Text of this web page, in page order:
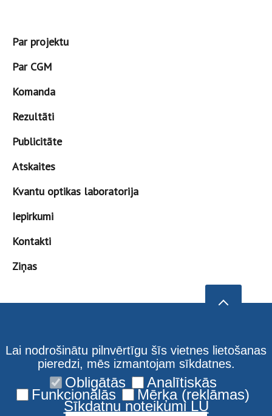
Par projektu
Par CGM
Komanda
Rezultāti
Publicitāte
Atskaites
Kvantu optikas laboratorija
Iepirkumi
Kontakti
Ziņas
Lai nodrošinātu pilnvērtīgu šīs vietnes lietošanas
pieredzi, mēs izmantojam sīkdatnes.
Obligātās Analītiskās
Funkcionālās Mērķa (reklāmas)
Sīkdatņu noteikumi LU